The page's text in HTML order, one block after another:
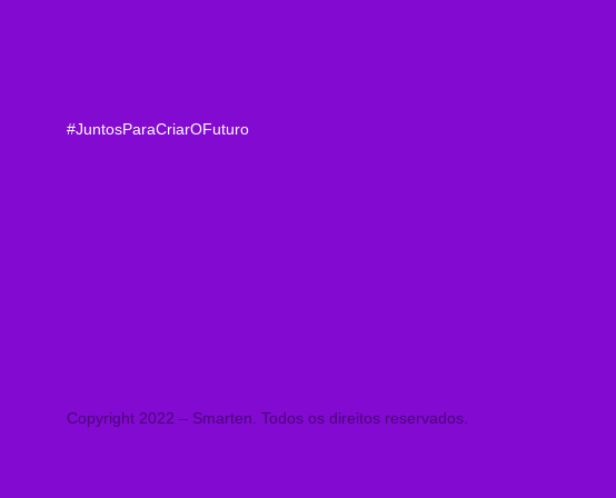
#JuntosParaCriarOFuturo
Copyright 2022 – Smarten. Todos os direitos reservados.